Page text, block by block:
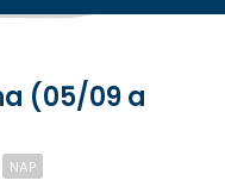
NAP